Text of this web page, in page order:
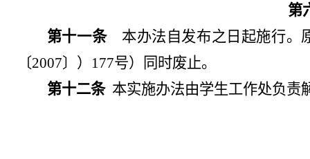
第十一条本办法自发布之日起施行。
〔2007〕）177号）同时废止。
第十二条 本实施办法由学生工作处负责